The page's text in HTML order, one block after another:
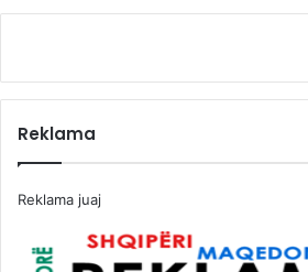
Reklama
Reklama juaj